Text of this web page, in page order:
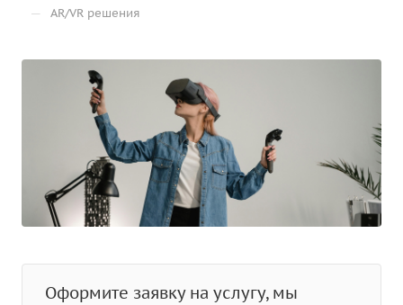
— AR/VR решения
Оформите заявку на услугу, мы